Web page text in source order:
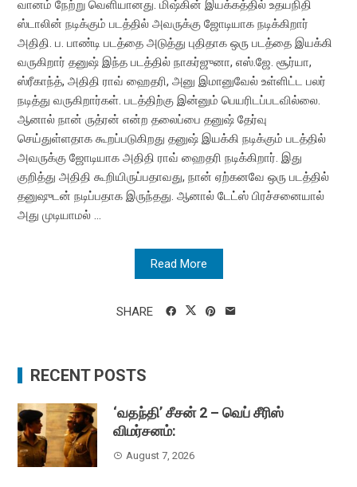
வானம் நேற்று வெளியானது. மிஷ்கின் இயக்கத்தில் உதயநிதி
ஸ்டாலின் நடிக்கும் படத்தில் அவருக்கு ஜோடியாக நடிக்கிறார்
அதிதி. ப. பாண்டி படத்தை அடுத்து புதிதாக ஒரு படத்தை இயக்கி
வருகிறார் தனுஷ் இந்த படத்தில் நாகர்ஜுனா, எஸ்.ஜே. சூர்யா,
ஸ்ரீகாந்த், அதிதி ராவ் ஹைதரி, அனு இமானுவேல் உள்ளிட்ட பலர்
நடித்து வருகிறார்கள். படத்திற்கு இன்னும் பெயரிடப்படவில்லை.
ஆனால் நான் ருத்ரன் என்ற தலைப்பை தனுஷ் தேர்வு
செய்துள்ளதாக கூறப்படுகிறது தனுஷ் இயக்கி நடிக்கும் படத்தில்
அவருக்கு ஜோடியாக அதிதி ராவ் ஹைதரி நடிக்கிறார். இது
குறித்து அதிதி கூறியிருப்பதாவது, நான் ஏற்கனவே ஒரு படத்தில்
தனுஷுடன் நடிப்பதாக இருந்தது. ஆனால் டேட்ஸ் பிரச்சனையால்
அது முடியாமல் ...
Read More
SHARE
RECENT POSTS
‘வதந்தி’ சீசன் 2 – வெப் சீரிஸ்
விமர்சனம்:
August 7, 2026